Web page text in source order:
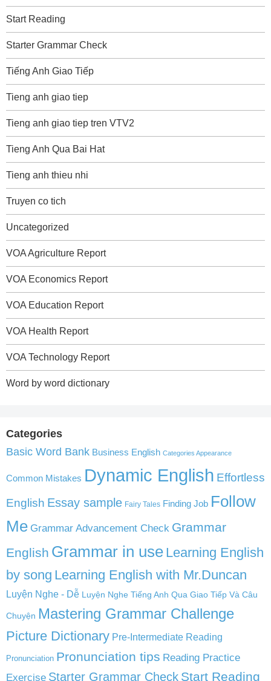
Start Reading
Starter Grammar Check
Tiếng Anh Giao Tiếp
Tieng anh giao tiep
Tieng anh giao tiep tren VTV2
Tieng Anh Qua Bai Hat
Tieng anh thieu nhi
Truyen co tich
Uncategorized
VOA Agriculture Report
VOA Economics Report
VOA Education Report
VOA Health Report
VOA Technology Report
Word by word dictionary
Categories
Basic Word Bank Business English Categories Appearance
Common Mistakes Dynamic English Effortless
English Essay sample Fairy Tales Finding Job Follow
Me Grammar Advancement Check Grammar
English Grammar in use Learning English
by song Learning English with Mr.Duncan
Luyện Nghe - Dễ Luyện Nghe Tiếng Anh Qua Giao Tiếp Và Câu
Chuyện Mastering Grammar Challenge
Picture Dictionary Pre-Intermediate Reading
Pronunciation Pronunciation tips Reading Practice
Exercise Starter Grammar Check Start Reading